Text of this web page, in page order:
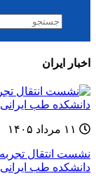
اخبار ایران
نشست انتقال
دانشکده طب